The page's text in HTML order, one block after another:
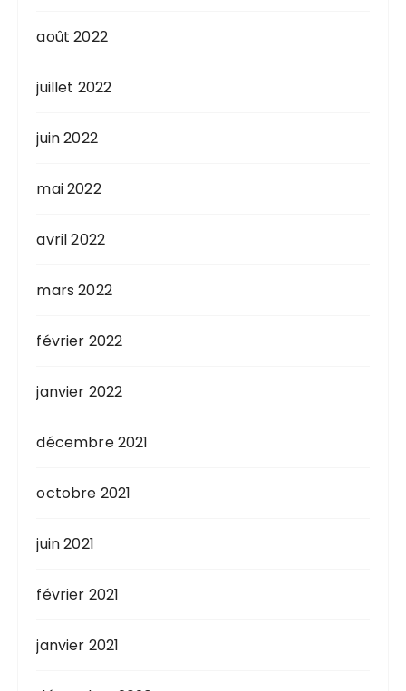
août 2022
juillet 2022
juin 2022
mai 2022
avril 2022
mars 2022
février 2022
janvier 2022
décembre 2021
octobre 2021
juin 2021
février 2021
janvier 2021